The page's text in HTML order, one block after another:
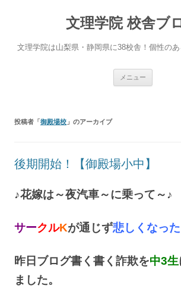
文理学院 校舎ブ
文理学院は山梨県・静岡県に38校舎！個性のあ
メニュー
投稿者「御殿場校 」のアーカイブ
後期開始！【御殿場小中】
♪花嫁は～夜汽車～に乗って～♪
サークルKが通じず悲しくなった
昨日ブログ書く書く詐欺を中3生
ました。